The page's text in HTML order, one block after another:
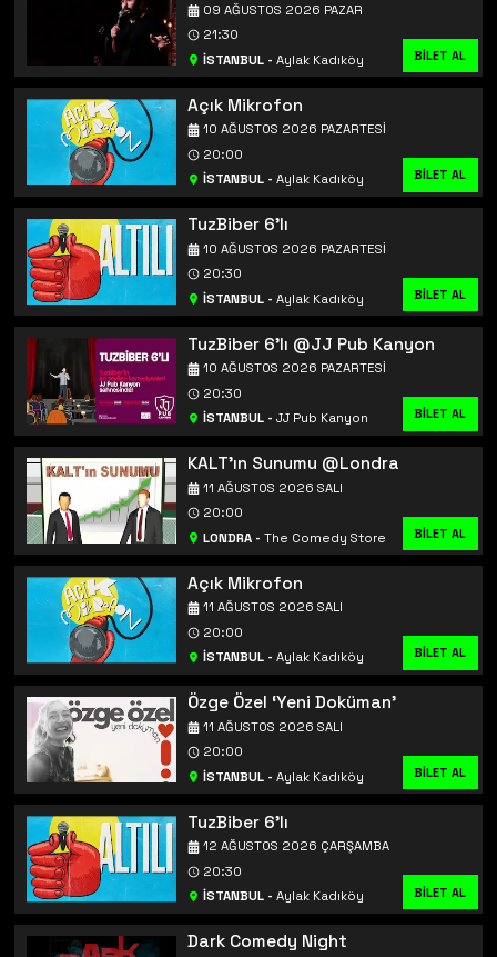
İSTANBUL- Aylak Kadıköy
09 AĞUSTOS 2026 PAZAR
21:30
BİLET AL
Açık Mikrofon
İSTANBUL- Aylak Kadıköy
10 AĞUSTOS 2026 PAZARTESI
20:00
BİLET AL
TuzBiber 6'lı
İSTANBUL- Aylak Kadıköy
10 AĞUSTOS 2026 PAZARTESI
20:30
BİLET AL
TuzBiber 6'lı @JJ Pub Kanyon
İSTANBUL- JJ Pub Kanyon
10 AĞUSTOS 2026 PAZARTESI
20:30
BİLET AL
BİLET AL
KALT'ın Sunumu @Londra
LONDRA- The Comedy Store
11 AĞUSTOS 2026 SALI
20:00
BİLET AL
Açık Mikrofon
İSTANBUL- Aylak Kadıköy
11 AĞUSTOS 2026 SALI
20:00
BİLET AL
Özge Özel ‘Yeni Doküman’
İSTANBUL- Aylak Kadıköy
11 AĞUSTOS 2026 SALI
20:00
BİLET AL
TuzBiber 6'lı
İSTANBUL- Aylak Kadıköy
12 AĞUSTOS 2026 ÇARŞAMBA
20:30
BİLET AL
Dark Comedy Night